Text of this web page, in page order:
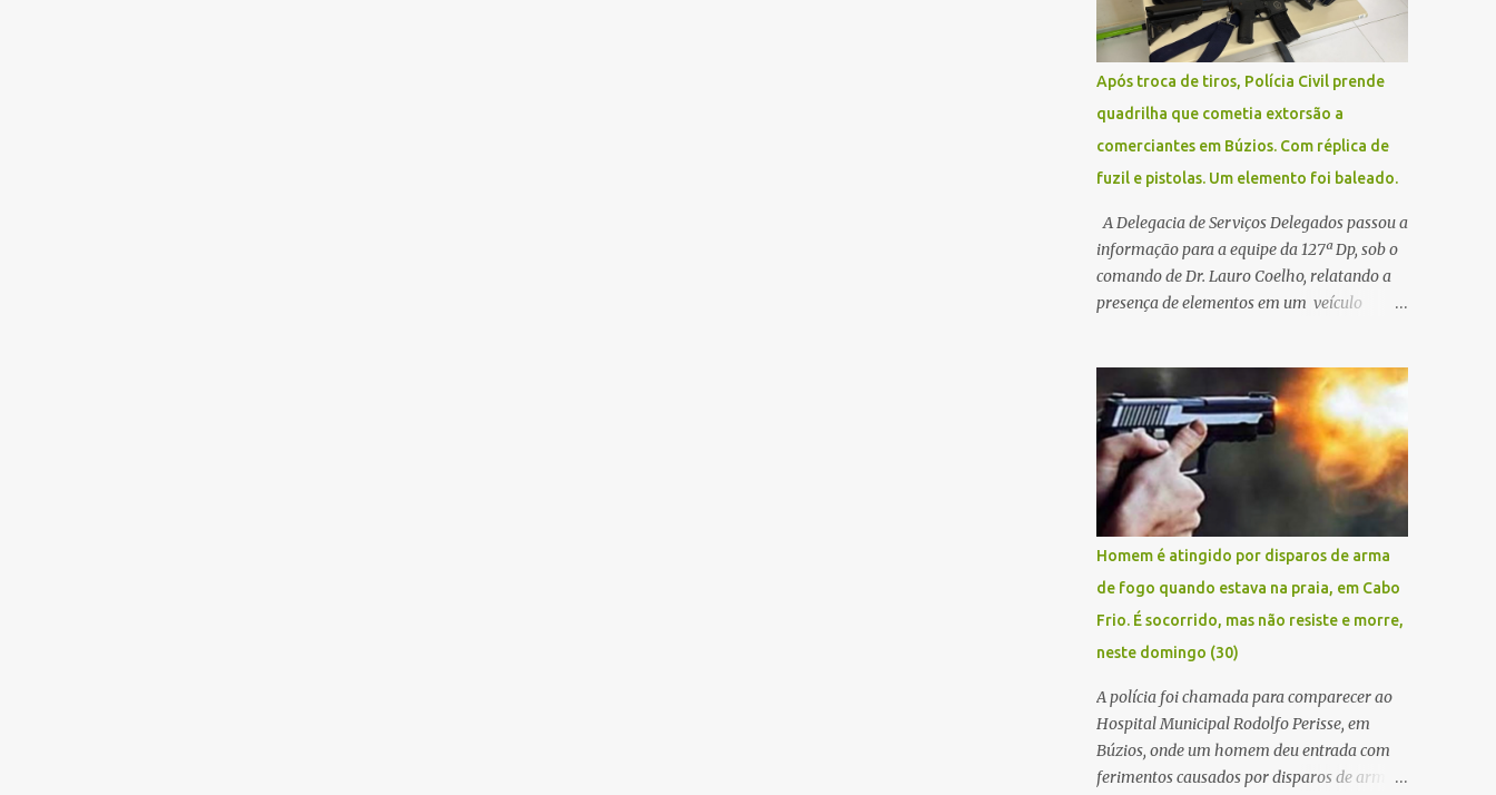
de toda população, pois se trata de uma
situação climática que foge ao controle da
administração pública.
Após troca de tiros, Polícia Civil prende
quadrilha que cometia extorsão a
comerciantes em Búzios. Com réplica de
fuzil e pistolas. Um elemento foi baleado.
A Delegacia de Serviços Delegados passou a
informação para a equipe da 127ª Dp, sob o
comando de Dr. Lauro Coelho, relatando a
presença de elementos em um veículo
Búzios, na manhã de sexta feira (05). De
posse da placa do carro, a equipe da Civil
conseguiu aborda los na Estrada de Guriri
quanto tentavam fugir da cidade Buziana.
Um dos detidos é policial civil e este foi
baleado na perna na troca de tiros . Na
ocorrência, três armas, pistolas e uma
réplica de fuzil, foram apreendidas. O
homem baleado foi identificado como
Claudio Bastos, conhecido no meio político.
Homem é atingido por disparos de arma
de fogo quando estava na praia, em Cabo
Frio. É socorrido, mas não resiste e morre,
neste domingo (30)
A polícia foi chamada para comparecer ao
Hospital Municipal Rodolfo Perisse, em
Búzios, onde um homem deu entrada com
ferimentos causados por disparos de arma